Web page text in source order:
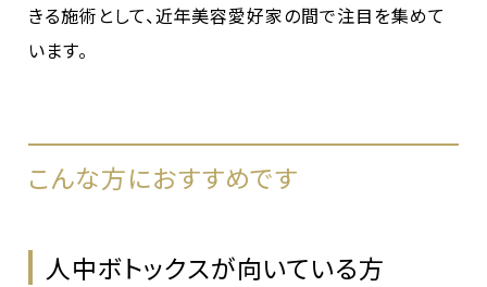
きる施術として、近年美容愛好家の間で注目を集めて
います。
こんな方におすすめです
人中ボトックスが向いている方